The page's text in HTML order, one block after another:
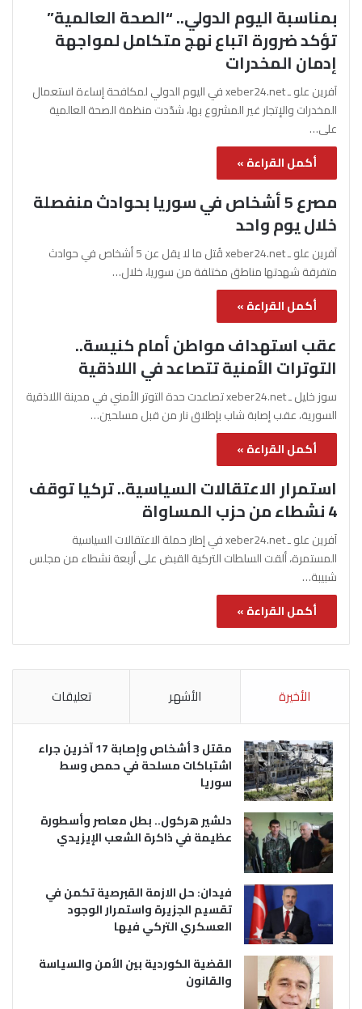
بمناسبة اليوم الدولي.. “الصحة العالمية”
تؤكد ضرورة اتباع نهج متكامل لمواجهة
إدمان المخدرات
آفرين علو ـ xeber24.net في اليوم الدولي لمكافحة إساءة استعمال
المخدرات والإتجار غير المشروع بها، شدّدت منظمة الصحة العالمية
على…
أكمل القراءة »
مصرع 5 أشخاص في سوريا بحوادث منفصلة
خلال يوم واحد
آفرين علو ـ xeber24.net قُتل ما لا يقل عن 5 أشخاص في حوادث
متفرقة شهدتها مناطق مختلفة من سوريا، خلال…
أكمل القراءة »
عقب استهداف مواطن أمام كنيسة..
التوترات الأمنية تتصاعد في اللاذقية
سوز خليل ـ xeber24.net تصاعدت حدة التوتر الأمني في مدينة اللاذقية
السورية، عقب إصابة شاب بإطلاق نار من قبل مسلحين…
أكمل القراءة »
استمرار الاعتقالات السياسية.. تركيا توقف
4 نشطاء من حزب المساواة
آفرين علو ـ xeber24.net في إطار حملة الاعتقالات السياسية
المستمرة، ألقت السلطات التركية القبض على أربعة نشطاء من مجلس
شبيبة…
أكمل القراءة »
الأخيرة الأشهر تعليقات
مقتل 3 أشخاص وإصابة 17 آخرين جراء
اشتباكات مسلحة في حمص وسط
سوريا
دلشير هركول.. بطل معاصر وأسطورة
عظيمة في ذاكرة الشعب الإيزيدي
فيدان: حل الازمة القبرصية تكمن في
تقسيم الجزيرة واستمرار الوجود
العسكري التركي فيها
القضية الكوردية بين الأمن والسياسة
والقانون